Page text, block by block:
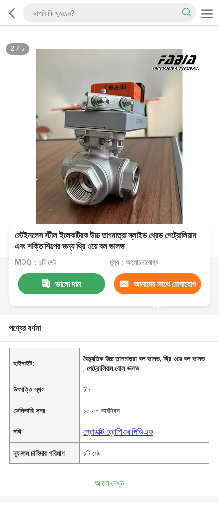
2/ 5
স্টেইনলেস স্টীল ইলেকট্রিক উচ্চ তাপমাত্রা স্লাইড থ্রেড পেট্রোলিয়াম
এবং শক্তি শিল্পের জন্য থ্রি ওয়ে বল ভালভ
MOQ：১টি সেট মূল্য：আলোচনাযোগ্য
ভালো দাম আমাদের সাথে যোগাযোগ
করুন
পণ্যের বর্ণনা
হাইলাইট:
বৈদ্যুতিক উচ্চ তাপমাত্রা বল ভালভ,থ্রি ওয়ে বল ভালভ
,পেট্রোলিয়াম বোল ভালভ
উৎপত্তি স্থল চীন
ডেলিভারি সময় ১৫-৩০ কার্যদিবস
নথি প্রোডাক্ট ব্রোশিওর পিডিএফ
ন্যূনতম চাহিদার পরিমাণ ১টি সেট
আরো দেখুন